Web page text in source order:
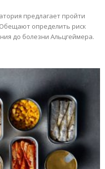
предлагает пройти
определить риск
до болезни Альцгеймера.